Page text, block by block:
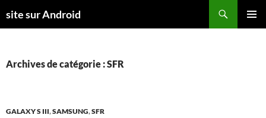
ausite sur Android
Archives de catégorie : SFR
GALAXY S III,SAMSUNG,SFR